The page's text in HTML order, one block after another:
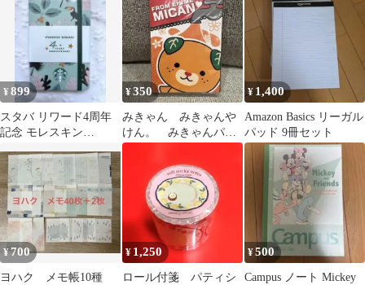
¥899
スタバ リワード4周年
記念 モレスキン
ジナルノート
¥350
みきゃん みきゃんや
けん。 みきゃんパタ
パタメモ
¥ 1,400
Amazon Basics リーガル
パッド 9冊セット
¥700
ヨハク メモ帳10種
¥ 1,250
ロール付箋 パティシ
¥500
Campus ノート Mickey